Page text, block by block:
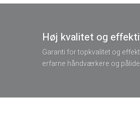
Høj kvalitet og
Garanti for topkvalitet og
erfarne håndværkere og